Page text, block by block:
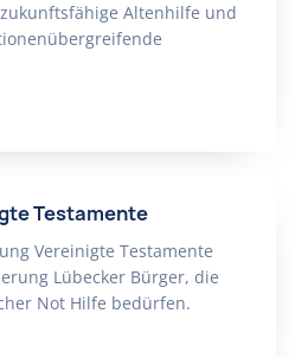
Altenhilfe und
Testamente
Vereinigte Testamente
Lübecker Bürger, die
Not Hilfe bedürfen.